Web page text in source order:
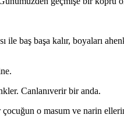
baş başa kalır, boyaları
Canlanıverir bir anda.
o masum ve narin